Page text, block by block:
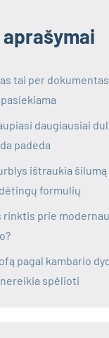
tai per
daugiausiai
padeda
ištraukia
formulių
rinktis prie
pagal kambario
spėlioti